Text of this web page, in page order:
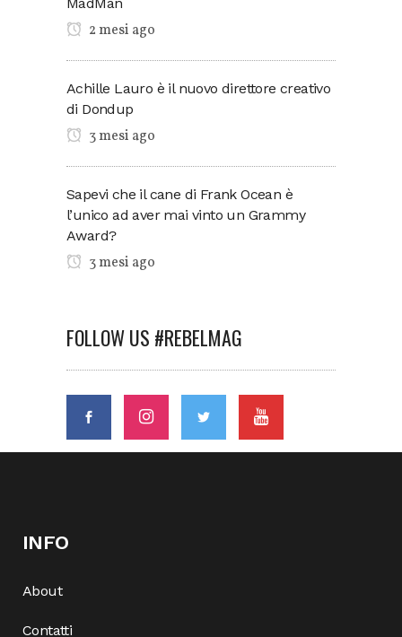
2 mesi ago
Achille Lauro è il nuovo direttore creativo
di Dondup
3 mesi ago
Sapevi che il cane di Frank Ocean è
l’unico ad aver mai vinto un Grammy
Award?
3 mesi ago
FOLLOW US #REBELMAG
INFO
About
Contatti